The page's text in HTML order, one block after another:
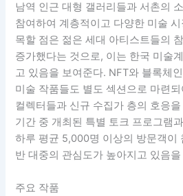
남역 인근 대형 갤러리들과 서촌의
참여하여 계층적이고 다양한 미술
목할 점은 젊은 세대 아티스트들의
증가했다는 것으로, 이는 한국 미술
고 있음을 보여준다. NFT와 블록체
미술 작품들도 별도 섹션으로 마련
컬렉터들과 신규 수집가 층의 호응
기간 중 개최된 특별 토크 프로그램
하루 평균 5,000명 이상의 방문객이
반 대중의 관심도가 높아지고 있음
주요 작품